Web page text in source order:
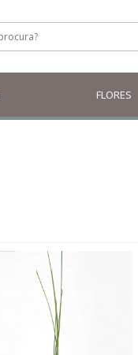
FLORES